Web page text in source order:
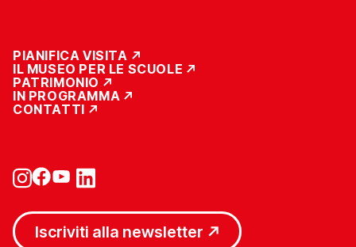
PIANIFICA VISITA
IL MUSEO PER LE SCUOLE
PATRIMONIO
IN PROGRAMMA
CONTATTI
Iscriviti alla newsletter